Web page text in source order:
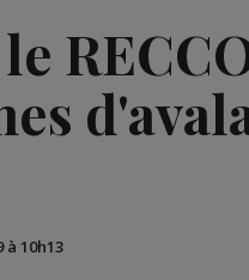
à 10h13